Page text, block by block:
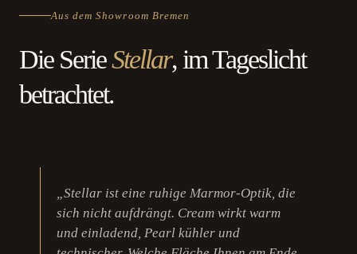
Aus dem Showroom Bremen
Die SerieStellar, im Tageslicht
betrachtet.
„Stellar ist eine ruhige Marmor-Optik, die
sich nicht aufdrängt. Cream wirkt warm
und einladend, Pearl kühler und